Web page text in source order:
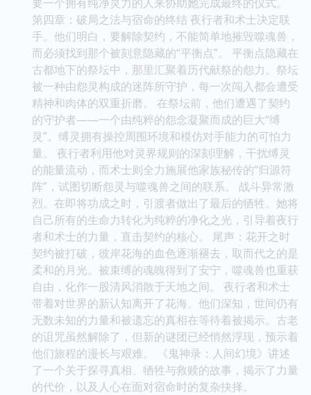
第四章：破局之法与宿命的终结 夜行者和术士决定联
手。他们明白，要解除契约，不能简单地摧毁噬魂兽，
而必须找到那个被刻意隐藏的“平衡点”。 平衡点隐藏在
古都地下的祭坛中，那里汇聚着历代献祭的怨力。祭坛
被一种由怨灵构成的迷阵所守护，每一次闯入都会遭受
精神和肉体的双重折磨。 在祭坛前，他们遭遇了契约
的守护者——一个由纯粹的怨念凝聚而成的巨大“缚
灵”。缚灵拥有操控周围环境和模仿对手能力的可怕力
量。 夜行者利用他对灵界规则的深刻理解，干扰缚灵
的能量流动，而术士则全力施展他家族秘传的“归源符
阵”，试图切断怨灵与噬魂兽之间的联系。 战斗异常激
烈。在即将功成之时，引渡者做出了最后的牺牲。她将
自己所有的生命力转化为纯粹的净化之光，引导着夜行
者和术士的力量，直击契约的核心。 尾声：花开之时
契约被打破，彼岸花海的血色逐渐褪去，取而代之的是
柔和的月光。被束缚的魂魄得到了安宁，噬魂兽也重获
自由，化作一股清风消散于天地之间。 夜行者和术士
带着对世界的新认知离开了花海。他们深知，世间仍有
无数未知的力量和被遗忘的真相在等待着被揭示。古老
的诅咒虽然解除了，但新的谜团已经悄然浮现，预示着
他们旅程的漫长与艰难。 《鬼神录：人间幻境》讲述
了一个关于探寻真相、牺牲与救赎的故事，揭示了力量
的代价，以及人心在面对宿命时的复杂抉择。